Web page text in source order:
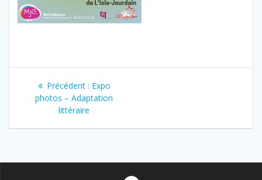
Navigation
l’article
Précédent : Article
précédent
Expo
photos – Adaptation
littéraire